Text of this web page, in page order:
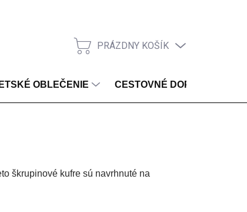
NÁKUPNÝ KOŠÍK
PRÁZDNY KOŠÍK
OBLEČENIE CESTOVNÉ DOPLNKY
škrupinové kufre sú navrhnuté na